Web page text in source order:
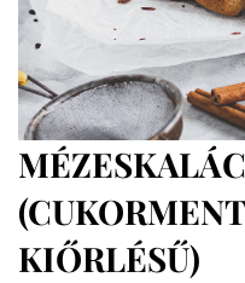
KIŐRLÉSŰ)